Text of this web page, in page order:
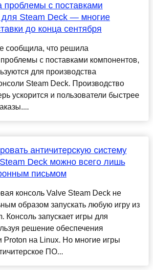
проблемы с поставками
для Steam Deck — многие
до конца сентября
сообщила, что решила
проблемы с поставками компонентов,
для производства
Steam Deck. Производство
ускорится и пользователи быстрее
античитерскую систему
Deck можно всего лишь
письмом
консоль Valve Steam Deck не
образом запускать любую игру из
Консоль запускает игры для
решение обеспечения
Proton на Linux. Но многие игры
ПО...